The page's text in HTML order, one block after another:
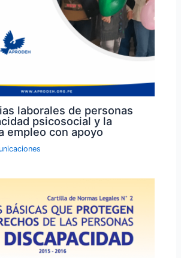
laborales de personas
psicosocial y la
empleo con apoyo